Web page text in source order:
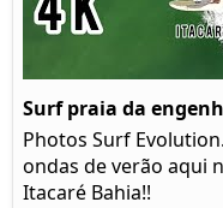
Surf praia da
Photos Surf
ondas de verão aqui
Itacaré Bahia!!